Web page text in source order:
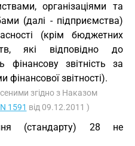
організаціями та
(далі - підприємства)
(крім бюджетних
які відповідно до
фінансову звітність за
звітності).
згідно з Наказом
N 1591 від 09.12.2011 )
(стандарту) 28 не